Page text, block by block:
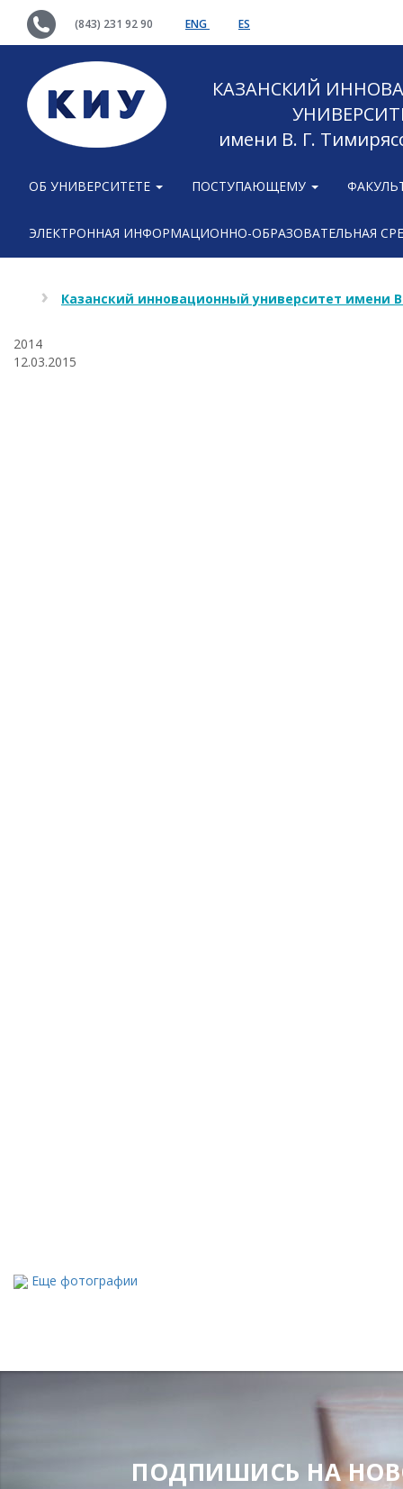
(843) 231 92 90 ENG ES
КАЗАНСКИЙ
имени В. Г.
ОБ УНИВЕРСИТЕТЕ ПОСТУПАЮЩЕМУ
ЭЛЕКТРОННАЯ ИНФОРМАЦИОННО-ОБРАЗОВАТЕЛЬНАЯ
Казанский инновационный университет имени
2014
12.03.2015
Еще фотографии
ПОДПИШИСЬ НА